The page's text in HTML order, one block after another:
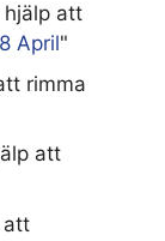
att
April"
rimma
att
att